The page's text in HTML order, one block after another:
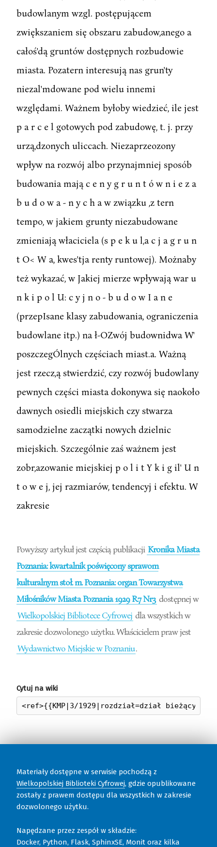
budowlanym wzgl. postępującem
zwiększaniem się obszaru zabudow,anego a
całoś'dą gruntów dostępnych rozbudowie
miasta. Pozatern interesują nas grun'ty
niezal'mdowane pod wielu innemi
względami. Ważnem byłoby wiedzieć, ile jest
p a r c e l gotowych pod zabudowę, t. j. przy
urzą,dzonych uliccach. Niezaprzeozony
wpływ na rozwój albo przynajmniej sposób
budowania mają c e n y g r u n t ó w n i e z a
b u d o w a - n y c h a w związku ,z tern
tempo, w jakiem grunty niezabudowane
zmieniają właciciela (s p e k u l,a c j a g r u n
t O< W a, kwes'tja renty runtowej). Możnaby
też wykazać, w Jakiej mierze wpływają war u
n k i p o l U: c y j n o - b u d o w I a n e
(przepIsane klasy zabudowania, ograniczenia
budowlane itp.) na ł-OZwój budownidwa W'
poszczegÓlnych częściach miast.a. Ważną
jest rzecz,ą stwierdzić, czy rozwój budowlany
pewnych części miasta dokonywa się naokoło
dawnych osiedli miejskich czy stwarza
samodzielne zaczątki nowych dzielnic
miejskich. Szczególnie zaś ważnem jest
zobr,azowanie miejskiej p o l i t Y k i g il' U n
t o w e j, jej razmiarów, tendencyj i efektu. W
zakresie
Powyższy artykuł jest częścią publikacji Kronika Miasta
Poznania: kwartalnik poświęcony sprawom
kulturalnym stoł. m. Poznania: organ Towarzystwa
Miłośników Miasta Poznania 1929 R.7 Nr3 dostępnej w
Wielkopolskiej Bibliotece Cyfrowej dla wszystkich w
zakresie dozwolonego użytku. Właścicielem praw jest
Wydawnictwo Miejskie w Poznaniu.
Cytuj na wiki
Materiały dostępne w serwisie pochodzą z
Wielkopolskiej Biblioteki Cyfrowej, gdzie opublikowane
zostały z prawem dostępu dla wszystkich w zakresie
dozwolonego użytku.
Napędzane przez zespół w składzie:
Docker, Python, Flask, SphinxSE, Monit oraz kilka